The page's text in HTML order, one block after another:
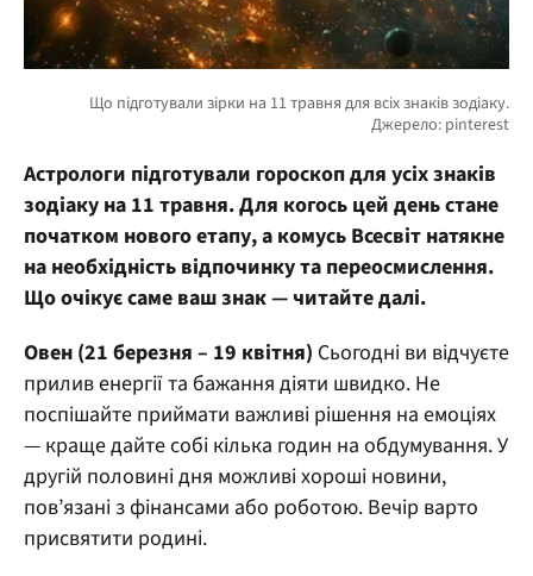
Астрологи підготували гороскоп для усіх знаків
зодіаку на 11 травня. Для когось цей день стане
початком нового етапу, а комусь Всесвіт натякне
на необхідність відпочинку та переосмислення.
Що очікує саме ваш знак — читайте далі.
Овен (21 березня – 19 квітня) Сьогодні ви відчуєте
прилив енергії та бажання діяти швидко. Не
поспішайте приймати важливі рішення на емоціях
— краще дайте собі кілька годин на обдумування. У
другій половині дня можливі хороші новини,
пов’язані з фінансами або роботою. Вечір варто
присвятити родині.